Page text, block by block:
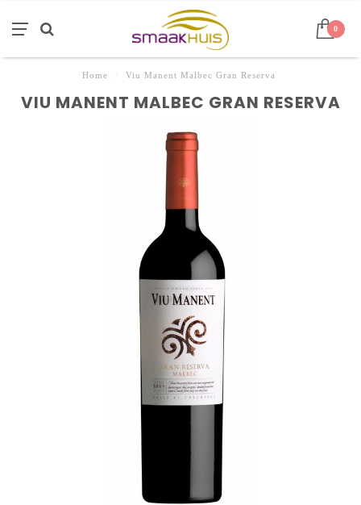
0
Home Viu Manent Malbec Gran Reserva
VIU MANENT MALBEC GRAN RESERVA